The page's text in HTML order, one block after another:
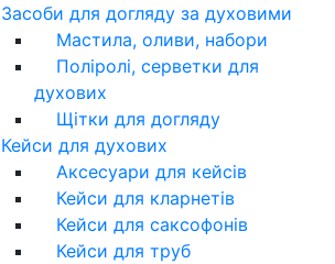
Засоби для догляду за духовими
Мастила, оливи, набори
Поліролі, серветки для
духових
Щітки для догляду
Кейси для духових
Аксесуари для кейсів
Кейси для кларнетів
Кейси для саксофонів
Кейси для труб